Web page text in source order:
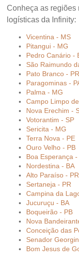
Conheça as regiões
logísticas da Infinity:
Vicentina - MS
Pitangui - MG
Pedro Canário -
São Raimundo
Pato Branco - PR
Paragominas -
Palma - MG
Campo Limpo
Nova Erechim -
Votorantim - SP
Sericita - MG
Terra Nova - PE
Ouro Velho - PB
Boa Esperança -
Nordestina - BA
Alto Paraíso - PR
Sertaneja - PR
Campina da
Jucuruçu - BA
Boqueirão - PB
Nova
Conceição das
Senador
Bom Jesus de